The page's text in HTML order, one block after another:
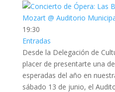
19:30
Entradas
Desde la Delegación de
placer de presentarte una
esperadas del año en
sábado 13 de junio, el